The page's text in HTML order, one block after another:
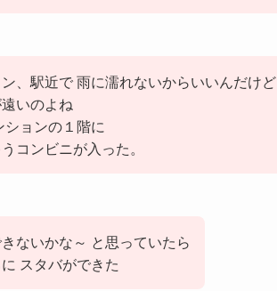
、駅近で 雨に濡れないからいいんだけど
いのよね
ションの１階に
コンビニが入った。
ないかな～ と思っていたら
スタバができた